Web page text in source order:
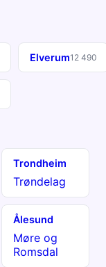
Elverum12 490
Trondheim
Trøndelag
Ålesund
Møre og
Romsdal